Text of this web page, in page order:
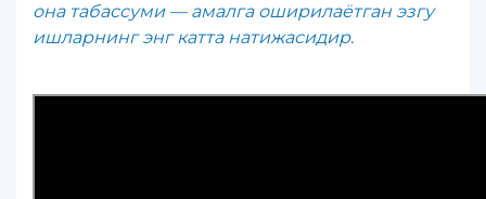
она табассуми — амалга оширилаётган эзгу
ишларнинг энг катта натижасидир.